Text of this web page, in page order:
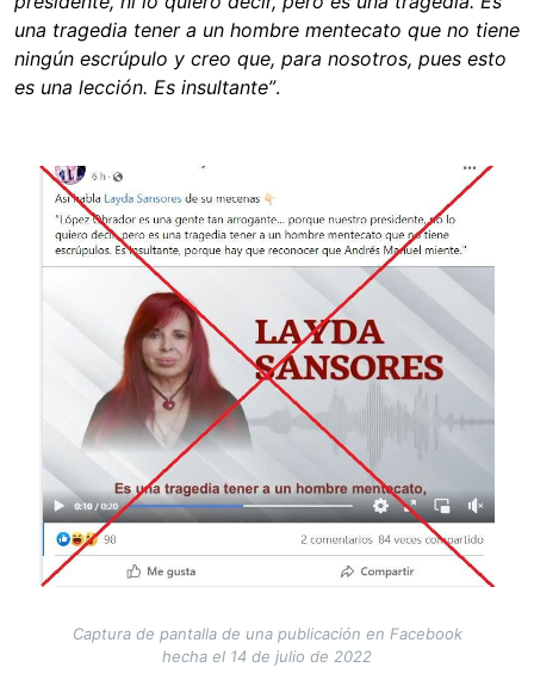
una tragedia tener a un hombre mentecato que no tiene
ningún escrúpulo y creo que, para nosotros, pues esto
es una lección. Es insultante”.
Image
Captura de pantalla de una publicación en Facebook
hecha el 14 de julio de 2022